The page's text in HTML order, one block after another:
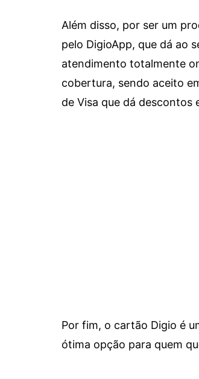
Além disso, por ser um
pelo DigioApp, que dá ao
atendimento totalmente
cobertura, sendo aceito
de Visa que dá descontos
Por fim, o cartão Digio é
ótima opção para quem